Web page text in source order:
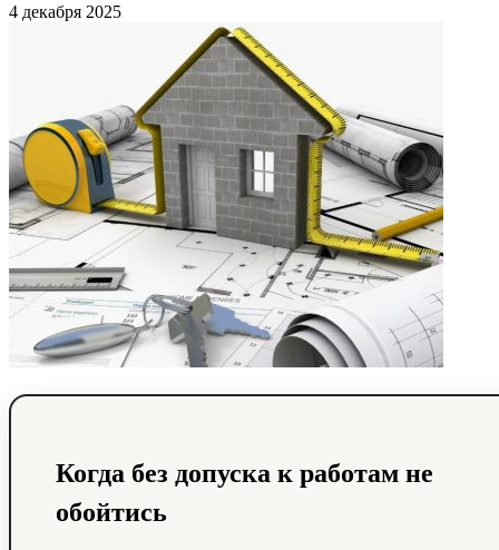
4 декабря 2025
Когда без допуска к работам не
обойтись